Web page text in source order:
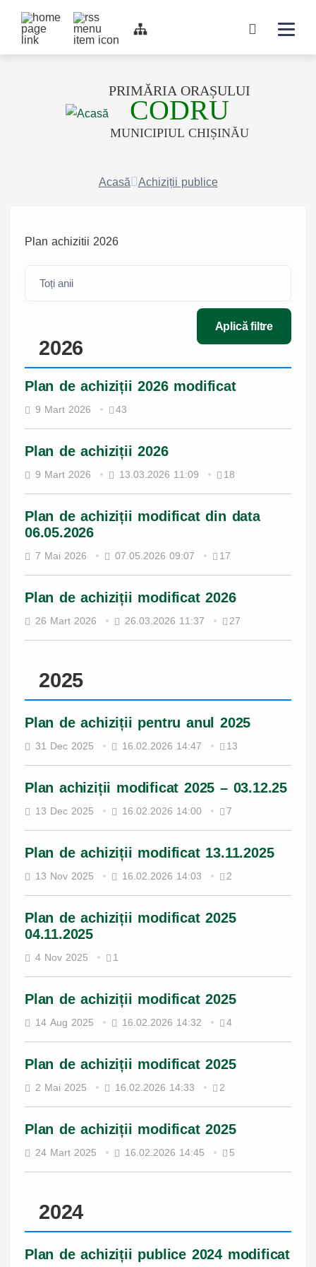
Top bar navigation icon
PRIMĂRIA ORAȘULUI
CODRU
MUNICIPIUL CHIȘINĂU
Acasă Achiziții publice
Plan achizitii 2026
Aplică filtre
2026
Plan de achiziții 2026 modificat
9 Mart 2026 43
Plan de achiziții 2026
9 Mart 2026 13.03.2026 11:09 18
Plan de achiziții modificat din data
06.05.2026
7 Mai 2026 07.05.2026 09:07 17
Plan de achiziții modificat 2026
26 Mart 2026 26.03.2026 11:37 27
2025
Plan de achiziții pentru anul 2025
31 Dec 2025 16.02.2026 14:47 13
Plan achiziții modificat 2025 – 03.12.25
13 Dec 2025 16.02.2026 14:00 7
Plan de achiziții modificat 13.11.2025
13 Nov 2025 16.02.2026 14:03 2
Plan de achiziții modificat 2025
04.11.2025
4 Nov 2025 1
Plan de achiziții modificat 2025
14 Aug 2025 16.02.2026 14:32 4
Plan de achiziții modificat 2025
2 Mai 2025 16.02.2026 14:33 2
Plan de achiziții modificat 2025
24 Mart 2025 16.02.2026 14:45 5
2024
Plan de achiziții publice 2024 modificat